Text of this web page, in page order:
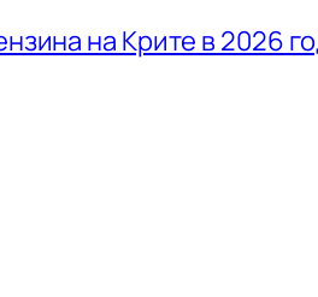
на Крите в 2026